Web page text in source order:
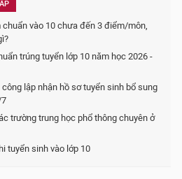
chuẩn vào 10 chưa đến 3 điểm/môn,
trúng tuyển lớp 10 năm học 2026 -
lập nhận hồ sơ tuyển sinh bổ sung
trường trung học phổ thông chuyên ở
tuyển sinh vào lớp 10